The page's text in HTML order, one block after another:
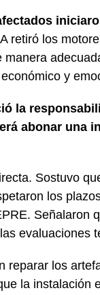
retiró los
y
la
abonar una
Sostuvo
los
Señalaron
evaluaciones
reparar los
la